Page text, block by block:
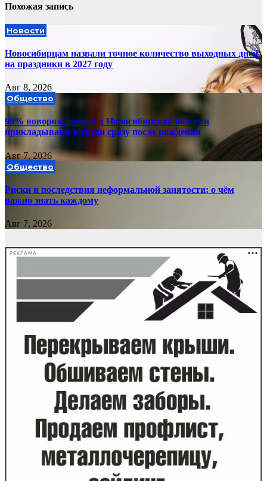
Похожая запись
Новости
Новосибирцам назвали точное количество выходных дней
на праздники в 2027 году
Авг 8, 2026
Общество
99% новорожденных в Новосибирской области
прикладывают к груди сразу после рождения
Авг 7, 2026
Общество
Риски и последствия неформальной занятости: о чём
важно знать каждому
Авг 7, 2026
РЕКЛАМА